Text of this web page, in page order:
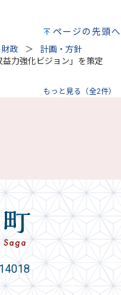
ページの先頭へ
政
計画・方針
益力強化ビジョン」を策定
もっと見る（全2件）